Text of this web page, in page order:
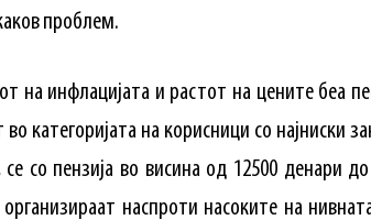
проблем.
на инфлацијата и растот на цените беа
категоријата на корисници со најниски
со пензија во висина од 12500 денари
наспроти насоките на